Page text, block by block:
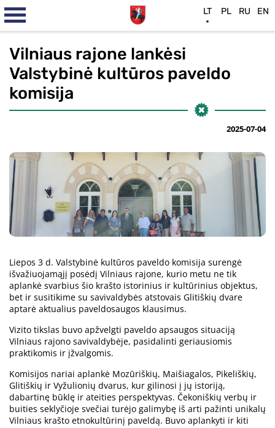
Vilniaus rajone lankėsi
Valstybinė kultūros paveldo
komisija
2025-07-04
Liepos 3 d. Valstybinė kultūros paveldo komisija surengė
išvažiuojamąjį posėdį Vilniaus rajone, kurio metu ne tik
aplankė svarbius šio krašto istorinius ir kultūrinius objektus,
bet ir susitikime su savivaldybės atstovais Glitiškių dvare
aptarė aktualius paveldosaugos klausimus.
Vizito tikslas buvo apžvelgti paveldo apsaugos situaciją
Vilniaus rajono savivaldybėje, pasidalinti geriausiomis
praktikomis ir įžvalgomis.
Komisijos nariai aplankė Mozūriškių, Maišiagalos, Pikeliškių,
Glitiškių ir Vyžulionių dvarus, kur gilinosi į jų istoriją,
dabartinę būklę ir ateities perspektyvas. Čekoniškių verbų ir
buities seklyčioje svečiai turėjo galimybę iš arti pažinti unikalų
Vilniaus krašto etnokultūrinį paveldą. Buvo aplankyti ir kiti
LT PL RU EN